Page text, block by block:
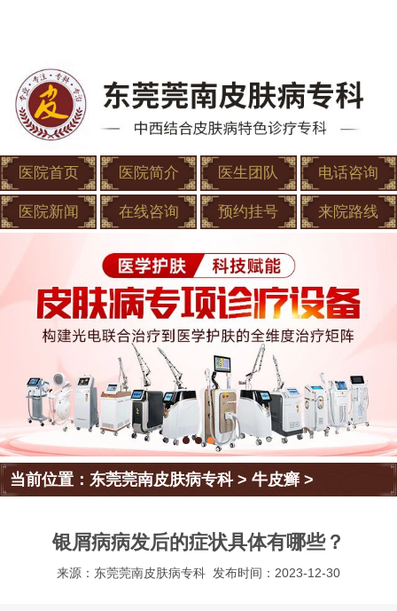
医院首页 医院简介 医生团队 电话咨询
医院新闻 在线咨询 预约挂号 来院路线
当前位置：东莞莞南皮肤病专科>牛皮癣 >
银屑病病发后的症状具体有哪些？
来源：东莞莞南皮肤病专科 发布时间：2023-12-30